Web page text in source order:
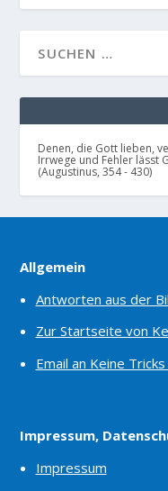
Denen, die Gott lieben,
Irrwege und Fehler lässt
(Augustinus, 354 - 430)
Allgemein
Antworten aus der
Zur Startseite von
Email an Keine
Impressum,
Impressum